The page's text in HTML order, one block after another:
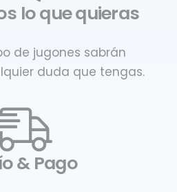
lo que quieras
de jugones sabrán
duda que tengas.
& Pago